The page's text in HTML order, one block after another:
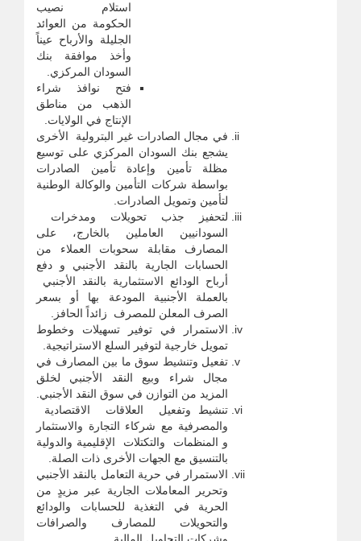
استلام نصيب
الحكومة من العوائد
الجليلة والأرباح عيناً
وأخذ موافقة بنك
السودان المركزي.
فتح نوافذ شراء
الذهب من مناطق
الإنتاج في الولايات.
في مجال الصادرات غير البترولية الأخرى
يشجع بنك السودان المركزي على توسيع
مظلة تأمين وإعادة تأمين الصادرات
بواسطة شركات التأمين والوكالة الوطنية
لتأمين وتمويل الصادرات.
لتحفيز جذب تحويلات ومدخرات
السودانيين العاملين بالخارج، على
المصارف مقابلة سحوبات العملاء من
الحسابات الجارية بالنقد الأجنبي و دفع
أرباح الودائع الاستثمارية بالنقد الأجنبي
بالعملة الأجنبية المودعة بها أو بسعر
الصرف المعلن للمصرف زائداً الحافز.
الاستمرار في توفير تسهيلات وخطوط
تمويل خارجية لتوفير السلع الاستراتيجية.
تفعيل وتنشيط سوق ما بين المصارف في
مجال شراء وبيع النقد الأجنبي لخلق
المزيد من التوازن في سوق النقد الأجنبي.
تنشيط وتفعيل العلاقات الاقتصادية
والمصرفية مع شركاء التجارة والاستثمار
و المنظمات والتكتلات الإقليمية والدولية
بالتنسيق مع الجهات الأخرى ذات الصلة.
الاستمرار في حرية التعامل بالنقد الأجنبي
وتحرير المعاملات الجارية عبر مزيدٍ من
الحرية في التغذية للحسابات والودائع
والتحويلات للمصارف والصرافات